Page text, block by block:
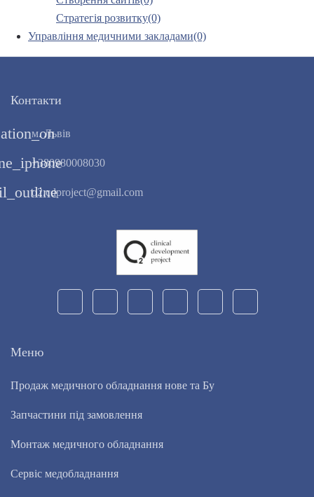
Стратегія розвитку(0)
Управління медичними закладами(0)
Контакти
м. Львів
+380980008030
o2.cdproject@gmail.com
Меню
Продаж медичного обладнання нове та Бу
Запчастини під замовлення
Монтаж медичного обладнання
Сервіс медобладнання